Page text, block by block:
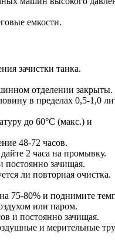
емкости.
зачистки танка.
отделении закрыты.
в пределах 0,5-1,0
до 60°С (макс.) и
48-72 часов.
2 часа на промывку.
постоянно зачищая.
ли повторная очистка.
80% и поднимите
или паром.
и постоянно зачищая.
и мерительные